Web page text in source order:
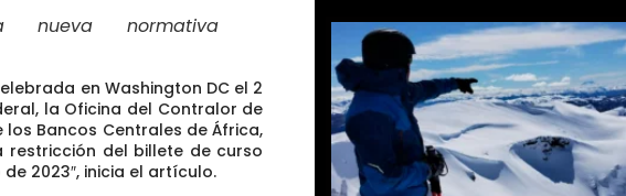
nueva normativa
en Washington DC el 2
la Oficina del Contralor de
los Bancos Centrales de África,
restricción del billete de curso
2023″, inicia el artículo.